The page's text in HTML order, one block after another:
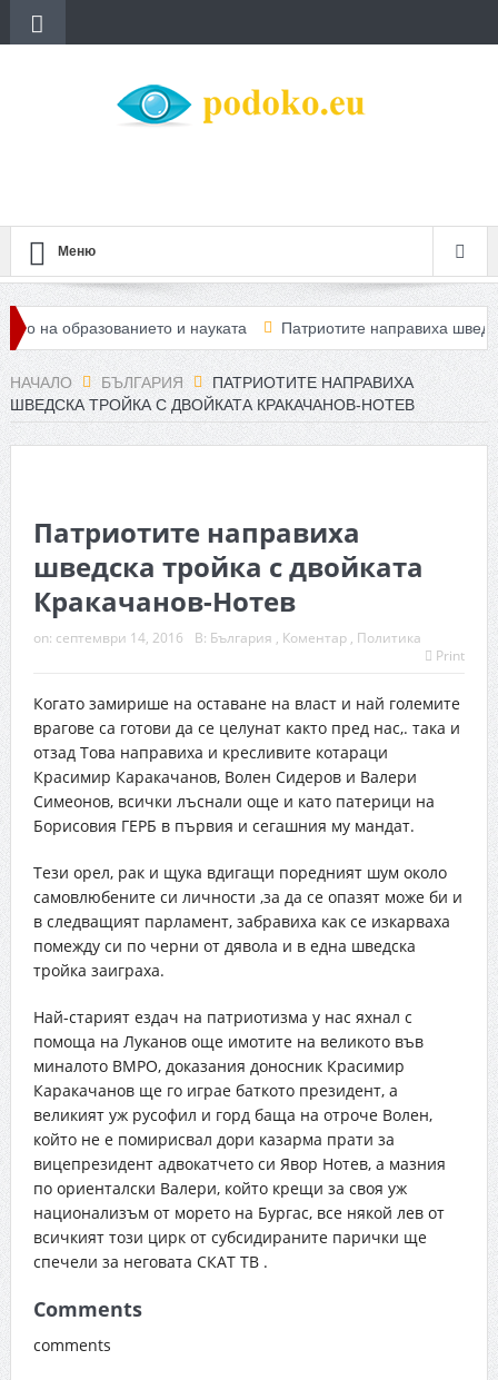
Меню
образованието и науката Патриотите направиха шведска
кварталите му
НАЧАЛО БЪЛГАРИЯ
ПАТРИОТИТЕ НАПРАВИХА
ШВЕДСКА ТРОЙКА С ДВОЙКАТА КРАКАЧАНОВ-НОТЕВ
Патриотите направиха
шведска тройка с двойката
Кракачанов-Нотев
on: септември 14, 2016 В: България , Коментар, Политика
Print
Когато замирише на оставане на власт и най големите
врагове са готови да се целунат както пред нас,. така и
отзад Това направиха и кресливите котараци
Красимир Каракачанов, Волен Сидеров и Валери
Симеонов, всички лъснали още и като патерици на
Борисовия ГЕРБ в първия и сегашния му мандат.
Тези орел, рак и щука вдигащи поредният шум около
самовлюбените си личности ,за да се опазят може би и
в следващият парламент, забравиха как се изкарваха
помежду си по черни от дявола и в една шведска
тройка заиграха.
Най-старият ездач на патриотизма у нас яхнал с
помоща на Луканов още имотите на великото във
миналото ВМРО, доказания доносник Красимир
Каракачанов ще го играе баткото президент, а
великият уж русофил и горд баща на отроче Волен,
който не е помирисвал дори казарма прати за
вицепрезидент адвокатчето си Явор Нотев, а мазния
по ориенталски Валери, който крещи за своя уж
национализъм от морето на Бургас, все някой лев от
всичкият този цирк от субсидираните парички ще
спечели за неговата СКАТ ТВ .
Comments
comments